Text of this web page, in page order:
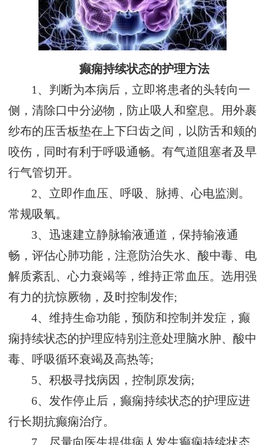
癫痫持续状态的护理方法
1、判断为本病后，立即将患者的头转向一
侧，清除口中分泌物，防止吸人和窒息。用外裹
纱布的压舌板垫在上下臼齿之间，以防舌和颊的
咬伤，同时有利于呼吸通畅。有气道阻塞者及早
行气管切开。
2、立即作血压、呼吸、脉搏、心电监测。
常规吸氧。
3、迅速建立静脉输液通道，保持输液通
畅，评估心肺功能，注意防治失水、酸中毒、电
解质紊乱、心力衰竭等，维持正常血压。选用强
有力的抗惊厥物，及时控制发作;
4、维持生命功能，预防和控制并发症，癫
痫持续状态的护理应特别注意处理脑水肿、酸中
毒、呼吸循环衰竭及高热等;
5、积极寻找病因，控制原发病;
6、发作停止后，癫痫持续状态的护理应进
行长期抗癫痫治疗。